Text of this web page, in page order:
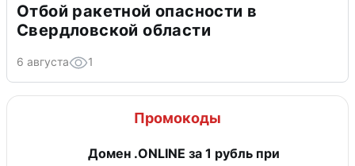
Отбой ракетной опасности в
Свердловской области
6 августа 1
Промокоды
Домен .ONLINE за 1 рубль при